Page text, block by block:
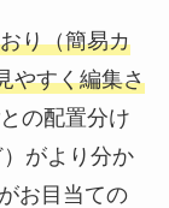
り（簡易カ
やすく編集さ
の配置分け
がより分か
お目当ての